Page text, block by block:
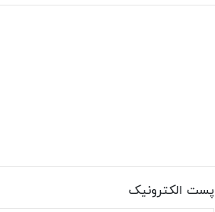
پست الکترونیک